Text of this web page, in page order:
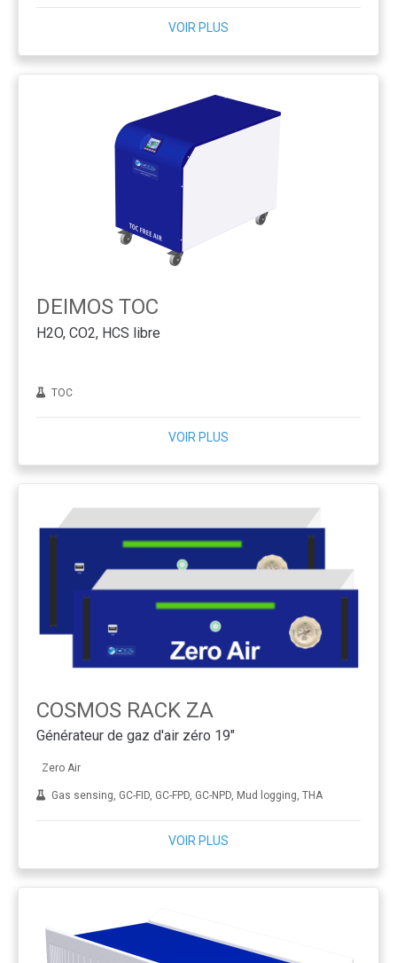
VOIR PLUS
DEIMOS TOC
H2O, CO2, HCS libre
TOC
VOIR PLUS
COSMOS RACK ZA
Générateur de gaz d'air zéro 19"
Zero Air
Gas sensing, GC-FID, GC-FPD, GC-NPD, Mud logging, THA
VOIR PLUS